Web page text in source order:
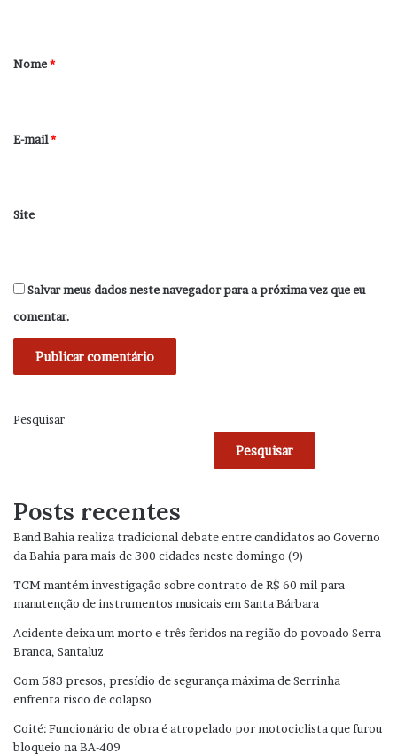
r
*
Nome*
E-mail*
Site
Salvar meus dados neste navegador para a próxima vez que eu
comentar.
Pesquisar
Pesquisar
Posts recentes
Band Bahia realiza tradicional debate entre candidatos ao Governo
da Bahia para mais de 300 cidades neste domingo (9)
TCM mantém investigação sobre contrato de R$ 60 mil para
manutenção de instrumentos musicais em Santa Bárbara
Acidente deixa um morto e três feridos na região do povoado Serra
Branca, Santaluz
Com 583 presos, presídio de segurança máxima de Serrinha
enfrenta risco de colapso
Coité: Funcionário de obra é atropelado por motociclista que furou
bloqueio na BA-409